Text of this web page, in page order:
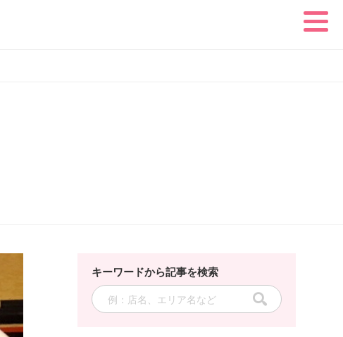
キーワードから記事を検索